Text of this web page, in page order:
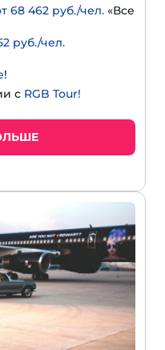
68 462 руб./чел. «Все
руб./чел.
!
с RGB Tour!